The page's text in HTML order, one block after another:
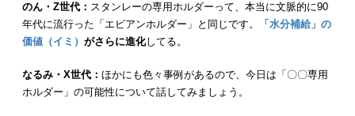
のん・Z世代： スタンレーの専用ホルダーって、本当に文脈的に90
年代に流行った「エビアンホルダー」と同じです。
「水分補給」の
価値（イミ） がさらに進化してる。
なるみ・X世代： ほかにも色々事例があるので、今日は「〇〇専用
ホルダー」の可能性について話してみましょう。